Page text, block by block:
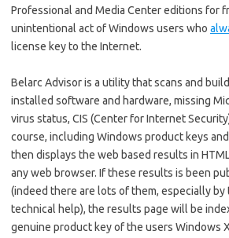
Professional and Media Center editions for
unintentional act of Windows users who
license key to the Internet.
Belarc Advisor is a utility that scans and
installed software and hardware, missing
virus status, CIS (Center for Internet
course, including Windows product keys
then displays the web based results in
any web browser. If these results is been
(indeed there are lots of them, especially
technical help), the results page will be
genuine product key of the users Windows